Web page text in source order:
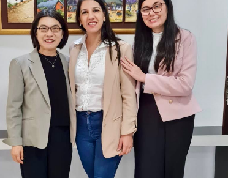
總統強調將以3大面向加速臺灣經濟轉型升級 籲請立
我輸美2072項產品豁免對等關稅
台灣，團結合作方能守護繁榮
外交部長林佳龍出席《台灣光華雜誌》50週年慶「見證蛻變，分享世界的光華」開
作三大戰略方向 盼與民主夥伴共同引領 下一個世代的
全局勢，籲深化台印尼半導體供應鏈合作